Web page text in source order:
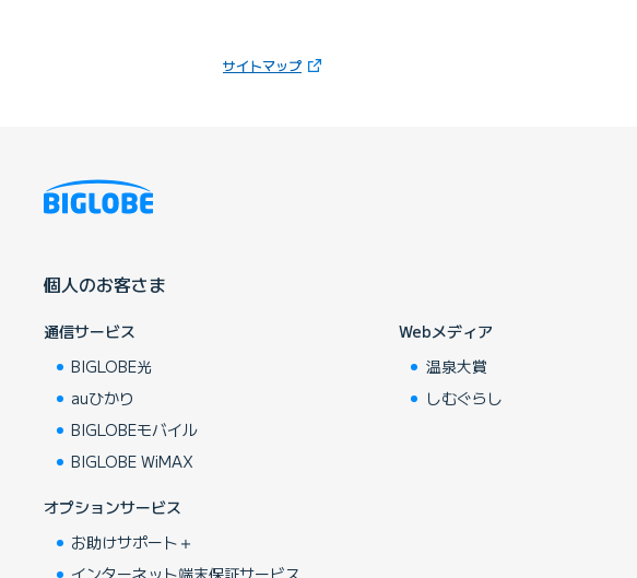
サイトマップ（新しいタブで開きます）
個人のお客さま
通信サービス
BIGLOBE光
auひかり
BIGLOBEモバイル
BIGLOBE WiMAX
オプションサービス
お助けサポート＋
Webメディア
温泉大賞
しむぐらし